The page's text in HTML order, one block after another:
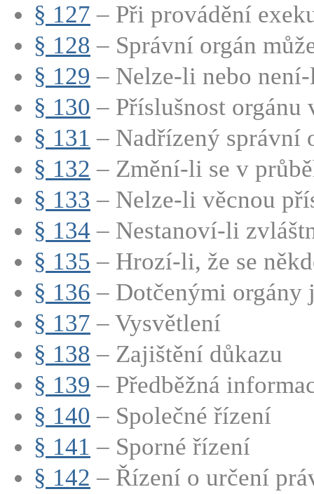
§ 127 – Při provádění
§ 128 – Správní orgán
§ 129 – Nelze-li nebo
§ 130 – Příslušnost orgánu
§ 131 – Nadřízený správní
§ 132 – Změní-li se v
§ 133 – Nelze-li věcnou
§ 134 – Nestanoví-li
§ 135 – Hrozí-li, že se
§ 136 – Dotčenými orgány
§ 137 – Vysvětlení
§ 138 – Zajištění důkazu
§ 139 – Předběžná
§ 140 – Společné řízení
§ 141 – Sporné řízení
§ 142 – Řízení o určení